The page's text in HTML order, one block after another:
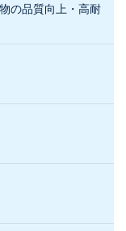
の品質向上・高耐